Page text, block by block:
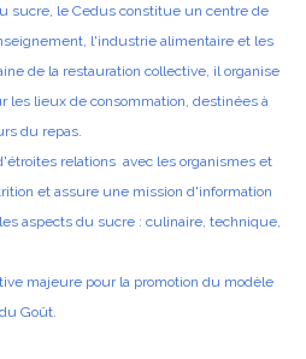
sucre, le Cedus constitue un centre de
l'industrie alimentaire et les
de la restauration collective, il organise
les lieux de consommation, destinées à
du repas.
relations avec les organismes et
et assure une mission d'information
aspects du sucre : culinaire, technique,
majeure pour la promotion du modèle
Goût.